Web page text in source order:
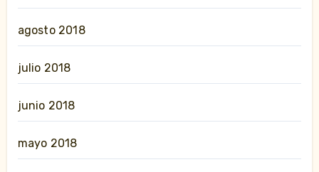
agosto 2018
julio 2018
junio 2018
mayo 2018